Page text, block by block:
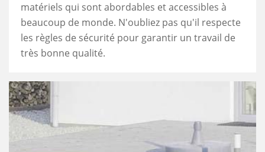
matériels qui sont abordables et accessibles à
beaucoup de monde. N'oubliez pas qu'il respecte
les règles de sécurité pour garantir un travail de
très bonne qualité.